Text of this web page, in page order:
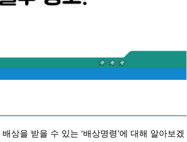
상을 받을 수 있는 ‘배상명령’에 대해 알아보겠